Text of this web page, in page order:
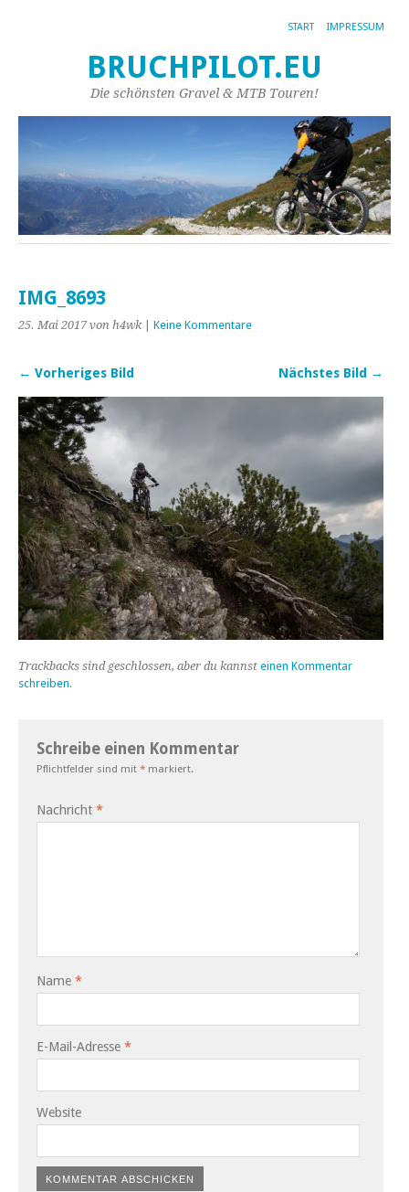
START IMPRESSUM
BRUCHPILOT.EU
Die schönsten Gravel & MTB Touren!
IMG_8693
25. Mai 2017 von h4wk| Keine Kommentare
← Vorheriges Bild Nächstes Bild →
Trackbacks sind geschlossen, aber du kannst einen Kommentar
schreiben.
Schreibe einen Kommentar
Pflichtfelder sind mit * markiert.
Nachricht *
Name *
E-Mail-Adresse *
Website